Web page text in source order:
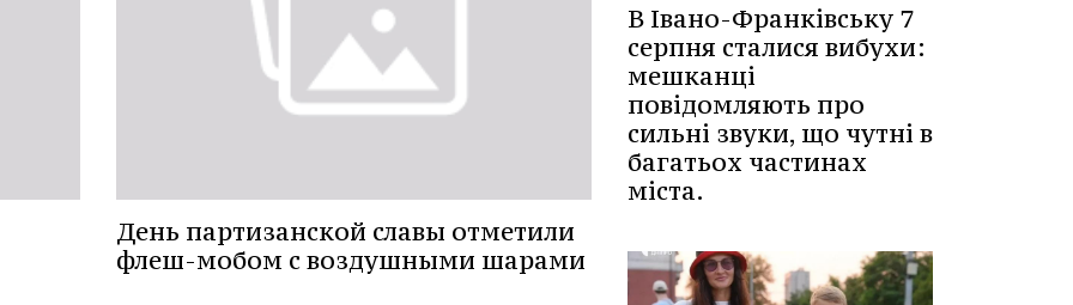
День партизанской славы отметили
флеш-мобом с воздушными шарами
В Івано-Франківську 7
серпня сталися вибухи:
мешканці
повідомляють про
сильні звуки, що чутні в
багатьох частинах
міста.